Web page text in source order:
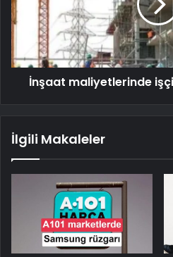
İnşaat maliyetlerinde
İlgili Makaleler